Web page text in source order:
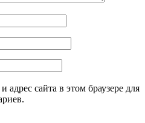
адрес сайта в этом браузере для